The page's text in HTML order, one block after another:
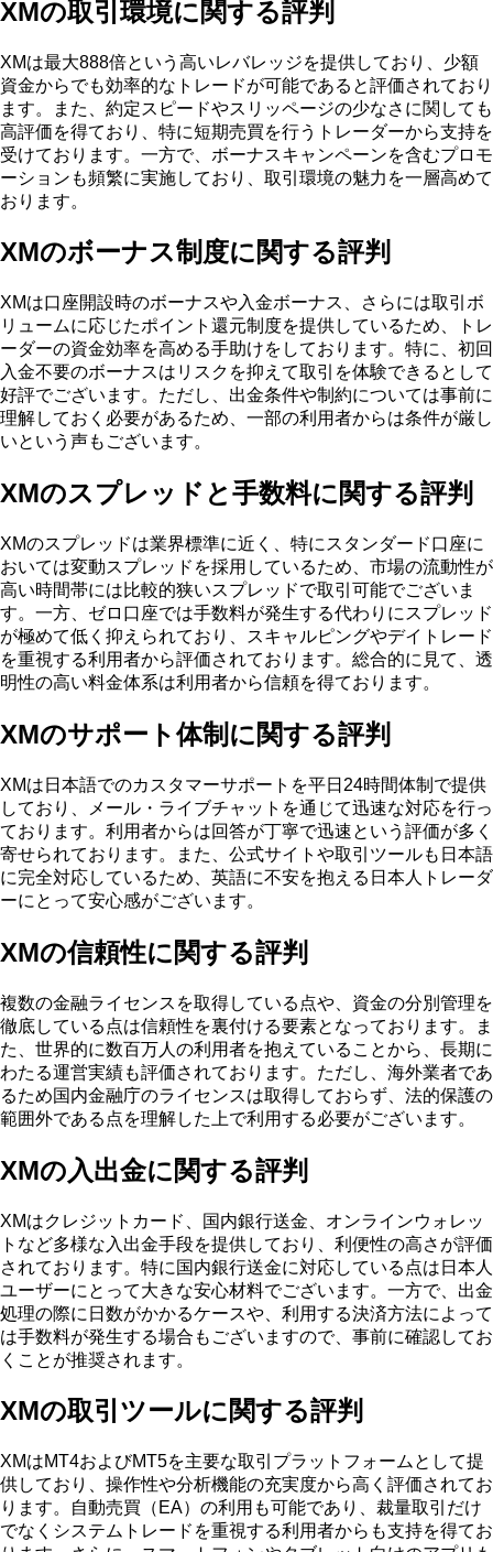
XMの取引環境に関する評判
XMは最大888倍という高いレバレッジを提供しており、少額
資金からでも効率的なトレードが可能であると評価されており
ます。また、約定スピードやスリッページの少なさに関しても
高評価を得ており、特に短期売買を行うトレーダーから支持を
受けております。一方で、ボーナスキャンペーンを含むプロモ
ーションも頻繁に実施しており、取引環境の魅力を一層高めて
おります。
XMのボーナス制度に関する評判
XMは口座開設時のボーナスや入金ボーナス、さらには取引ボ
リュームに応じたポイント還元制度を提供しているため、トレ
ーダーの資金効率を高める手助けをしております。特に、初回
入金不要のボーナスはリスクを抑えて取引を体験できるとして
好評でございます。ただし、出金条件や制約については事前に
理解しておく必要があるため、一部の利用者からは条件が厳し
いという声もございます。
XMのスプレッドと手数料に関する評判
XMのスプレッドは業界標準に近く、特にスタンダード口座に
おいては変動スプレッドを採用しているため、市場の流動性が
高い時間帯には比較的狭いスプレッドで取引可能でございま
す。一方、ゼロ口座では手数料が発生する代わりにスプレッド
が極めて低く抑えられており、スキャルピングやデイトレード
を重視する利用者から評価されております。総合的に見て、透
明性の高い料金体系は利用者から信頼を得ております。
XMのサポート体制に関する評判
XMは日本語でのカスタマーサポートを平日24時間体制で提供
しており、メール・ライブチャットを通じて迅速な対応を行っ
ております。利用者からは回答が丁寧で迅速という評価が多く
寄せられております。また、公式サイトや取引ツールも日本語
に完全対応しているため、英語に不安を抱える日本人トレーダ
ーにとって安心感がございます。
XMの信頼性に関する評判
複数の金融ライセンスを取得している点や、資金の分別管理を
徹底している点は信頼性を裏付ける要素となっております。ま
た、世界的に数百万人の利用者を抱えていることから、長期に
わたる運営実績も評価されております。ただし、海外業者であ
るため国内金融庁のライセンスは取得しておらず、法的保護の
範囲外である点を理解した上で利用する必要がございます。
XMの入出金に関する評判
XMはクレジットカード、国内銀行送金、オンラインウォレッ
トなど多様な入出金手段を提供しており、利便性の高さが評価
されております。特に国内銀行送金に対応している点は日本人
ユーザーにとって大きな安心材料でございます。一方で、出金
処理の際に日数がかかるケースや、利用する決済方法によって
は手数料が発生する場合もございますので、事前に確認してお
くことが推奨されます。
XMの取引ツールに関する評判
XMはMT4およびMT5を主要な取引プラットフォームとして提
供しており、操作性や分析機能の充実度から高く評価されてお
ります。自動売買（EA）の利用も可能であり、裁量取引だけ
でなくシステムトレードを重視する利用者からも支持を得てお